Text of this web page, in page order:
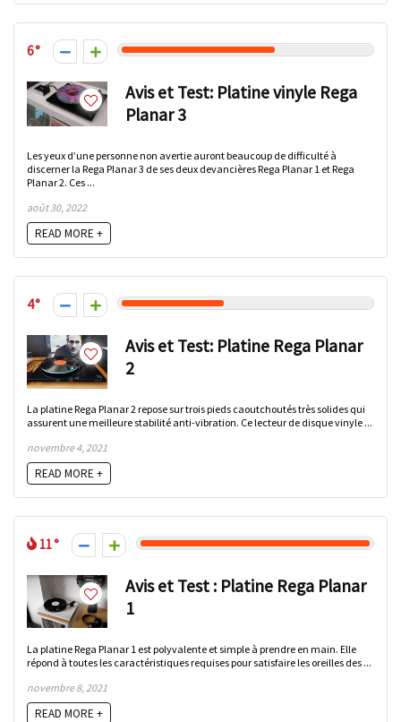
6
Avis et Test: Platine vinyle Rega
Planar 3
Les yeux d’une personne non avertie auront beaucoup de difficulté à
discerner la Rega Planar 3 de ses deux devancières Rega Planar 1 et Rega
Planar 2. Ces ...
août 30, 2022
READ MORE +
4
Avis et Test: Platine Rega Planar
2
La platine Rega Planar 2 repose sur trois pieds caoutchoutés très solides qui
assurent une meilleure stabilité anti-vibration. Ce lecteur de disque vinyle ...
novembre 4, 2021
READ MORE +
11
Avis et Test : Platine Rega Planar
1
La platine Rega Planar 1 est polyvalente et simple à prendre en main. Elle
répond à toutes les caractéristiques requises pour satisfaire les oreilles des ...
novembre 8, 2021
READ MORE +